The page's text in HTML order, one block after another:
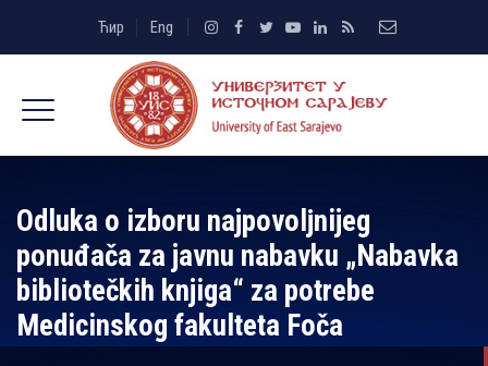
Ћир Eng
Odluka o izboru najpovolјnijeg
ponuđača za javnu nabavku „Nabavka
bibliotečkih knjiga“ za potrebe
Medicinskog fakulteta Foča